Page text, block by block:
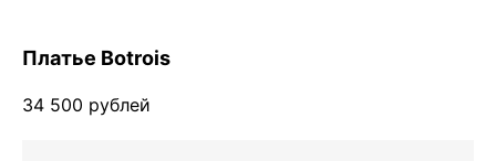
Платье Botrois
34 500 рублей